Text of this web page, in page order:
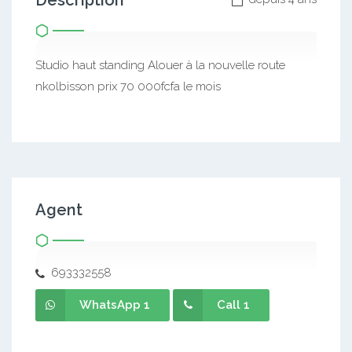
Studio haut standing Alouer à la nouvelle route
nkolbisson prix 70 000fcfa le mois
Agent
693332558
WhatsApp 1 Call 1